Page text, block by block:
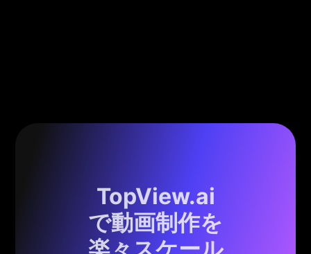
TopView.ai
で動画制作を